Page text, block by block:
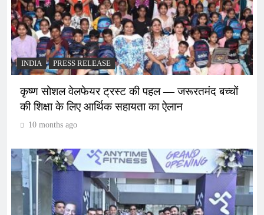
INDIA PRESS RELEASE
कृष्ण सोशल वेलफेयर ट्रस्ट की पहल — जरूरतमंद बच्चों
की शिक्षा के लिए आर्थिक सहायता का ऐलान
10 months ago